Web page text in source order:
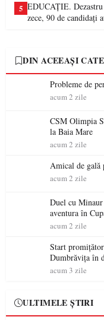
5 EDUCAȚIE.
zece, 90 de candidați
DIN ACEEAȘI
Probleme de
acum 2 zile
CSM Olimpia Satu
la Baia Mare
acum 2 zile
Amical de gală
acum 2 zile
Duel cu
aventura în
acum 2 zile
Start
Dumbrăvița în
acum 3 zile
ULTIMELE ȘTIRI